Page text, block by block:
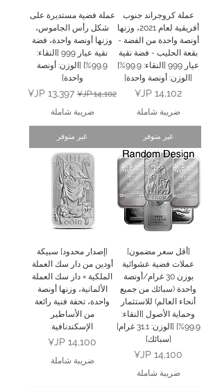
عملة كروجراند جنوب
أفريقية لعام 2021، وزنها
أونصة واحدة من الفضة -
بقعة الحليب - فضة نقية
عيار 999 [النقاء: 99.9%]
[الوزن: أونصة واحدة]
السعر
ضريبة شاملة
غير متوفر
عملة فضية مستديرة على
شكل رأس الجاموس،
وزنها أونصة واحدة، فضة
نقية عيار 999 [النقاء:
99.9%] [الوزن: أونصة
واحدة]
سعر عادي سعر البيع
ضريبة شاملة
غير متوفر
[أقل سعر مضمون]
عملات فضية عشوائية
بوزن 30 غرام/أونصة
واحدة (سبائك من جميع
أنحاء العالم) للاستثمار
وحماية الأصول [النقاء:
99.9%] [الوزن: 31.1 غرام]
[سبائك]
السعر
ضريبة شاملة
[إصدار محدود] سبيكة
أودين من دار سك العملة
الملكية × دار سك العملة
الألمانية، وزنها أونصة
واحدة، تحفة فنية رائعة
من الأساطير
الإسكندنافية
السعر
ضريبة شاملة